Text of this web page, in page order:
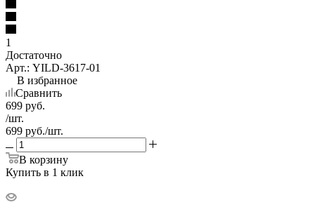
1
Достаточно
Арт.: YILD-3617-01
В избранное
Сравнить
699 руб.
/шт.
699 руб./шт.
В корзину
Купить в 1 клик